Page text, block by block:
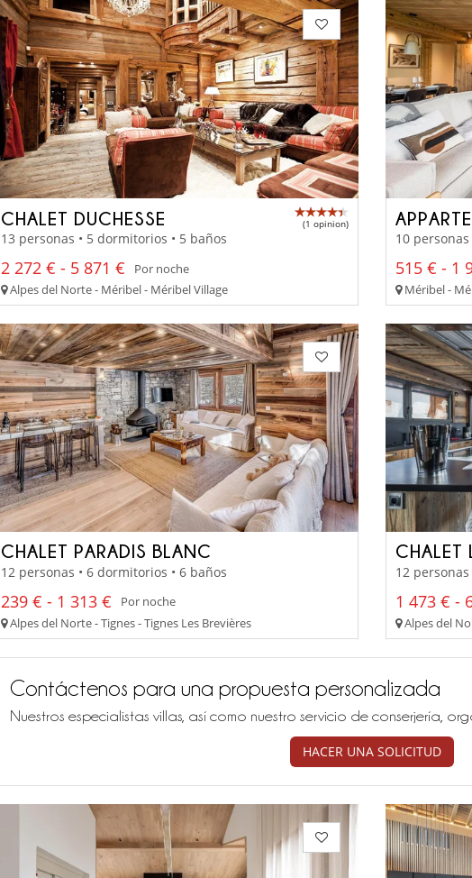
CHALET DUCHESSE (1 opinion)
13 personas • 5 dormitorios • 5 baños
2 272 € - 5 871 €
Por noche
Alpes del Norte - Méribel - Méribel Village
10
515 € - 1
Méribel -
CHALET PARADIS BLANC
12 personas • 6 dormitorios • 6 baños
239 € - 1 313 €
Por noche
Alpes del Norte - Tignes - Tignes Les Brevières
CHALET
12
1 473 € -
Alpes del
Contáctenos para una propuesta personalizada
Nuestros especialistas villas, así como nuestro servicio de conserjería,
HACER UNA SOLICITUD